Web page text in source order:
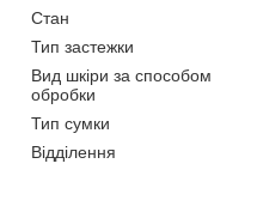
Стан
Тип застежки
Вид шкіри за способом
обробки
Тип сумки
Відділення